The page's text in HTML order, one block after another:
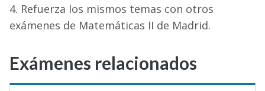
Refuerza los mismos temas con otros
exámenes de Matemáticas II de Madrid.
Exámenes relacionados